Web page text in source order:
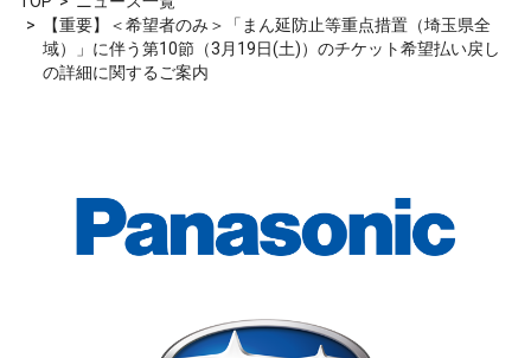
【重要】＜希望者のみ＞「まん延防止等重点措置（埼玉県全
域）」に伴う第10節（3月19日(土)）のチケット希望払い戻し
の詳細に関するご案内